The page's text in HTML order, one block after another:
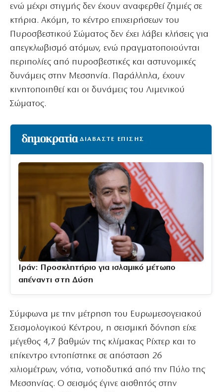
ενώ μέχρι στιγμής δεν έχουν αναφερθεί ζημιές σε
κτήρια. Ακόμη, το κέντρο επιχειρήσεων του
Πυροσβεστικού Σώματος δεν έχει λάβει κλήσεις για
απεγκλωβισμό ατόμων, ενώ πραγματοποιούνται
περιπολίες από πυροσβεστικές και αστυνομικές
δυνάμεις στην Μεσσηνία. Παράλληλα, έχουν
κινητοποιηθεί και οι δυνάμεις του Λιμενικού
Σώματος.
ΔΙΑΒΑΣΤΕ ΕΠΙΣΗΣ
Ιράν: Προσκλητήριο για ισλαμικό μέτωπο
απέναντι στη Δύση
Σύμφωνα με την μέτρηση του Ευρωμεσογειακού
Σεισμολογικού Κέντρου, η σεισμική δόνηση είχε
μέγεθος 4,7 βαθμών της κλίμακας Ρίχτερ και το
επίκεντρο εντοπίστηκε σε απόσταση 26
χιλιομέτρων, νότια, νοτιοδυτικά από την Πύλο της
Μεσσηνίας. Ο σεισμός έγινε αισθητός στην